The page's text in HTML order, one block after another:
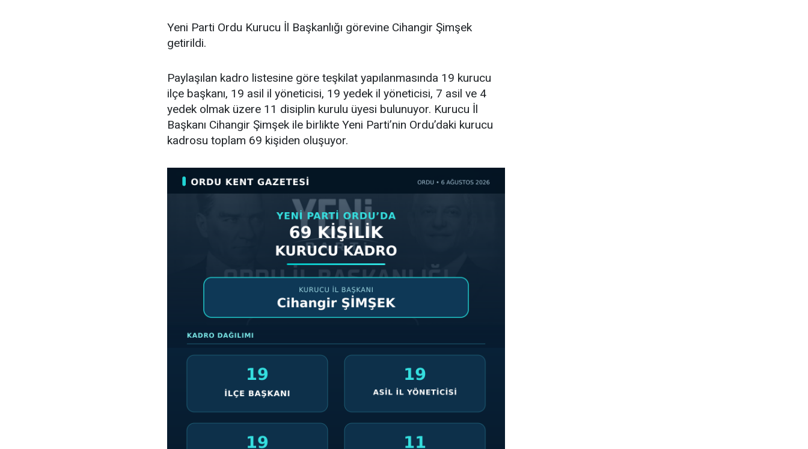
Yeni Parti Ordu Kurucu İl Başkanlığı görevine Cihangir Şimşek
getirildi.
Paylaşılan kadro listesine göre teşkilat yapılanmasında 19 kurucu
ilçe başkanı, 19 asil il yöneticisi, 19 yedek il yöneticisi, 7 asil ve 4
yedek olmak üzere 11 disiplin kurulu üyesi bulunuyor. Kurucu İl
Başkanı Cihangir Şimşek ile birlikte Yeni Parti’nin Ordu’daki kurucu
kadrosu toplam 69 kişiden oluşuyor.